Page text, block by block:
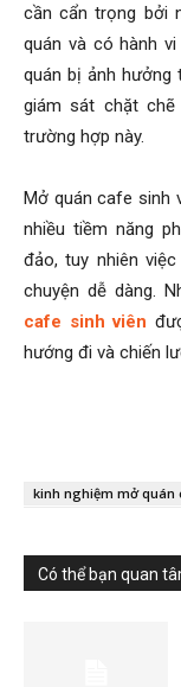
cần cẩn trọng bởi
quán và có hành
quán bị ảnh hưởng
giám sát chặt
trường hợp này.
Mở quán cafe sinh
nhiều tiềm năng
đảo, tuy nhiên
chuyện dễ dàng.
cafe sinh viên
hướng đi và chiến
kinh nghiệm mở quán
Có thể bạn quan